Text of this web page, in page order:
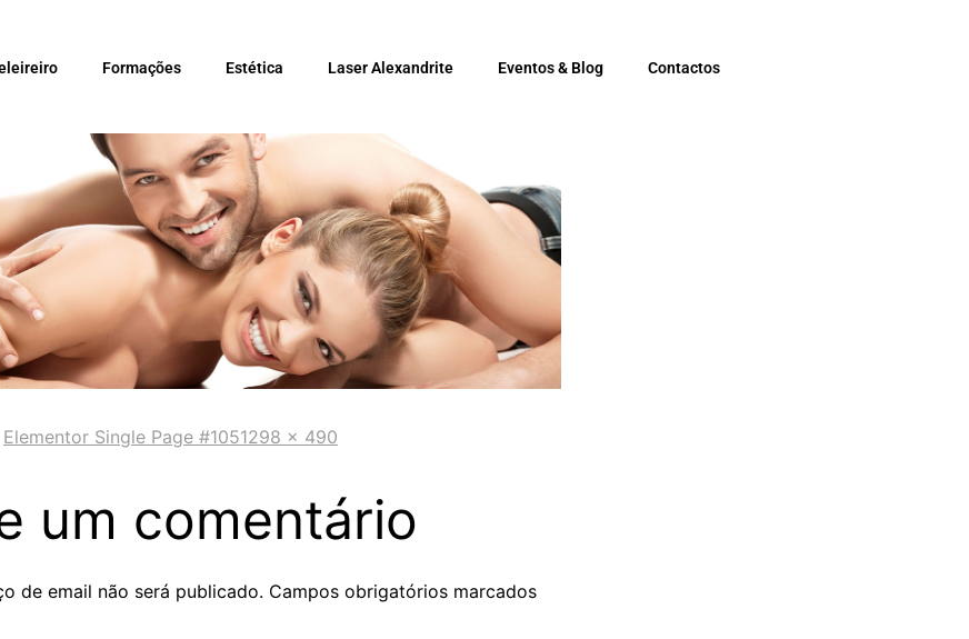
Formações Estética Laser Alexandrite Eventos & Blog Contactos
Elementor Single Page #1051298 × 490
um comentário
de email não será publicado. Campos obrigatórios marcados